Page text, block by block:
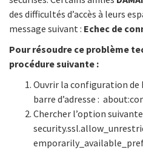
des difficultés d’accès à leurs
message suivant : Echec de
Pour résoudre ce problème
procédure suivante :
Ouvrir la configuration de
barre d’adresse :
Chercher l’option suivante